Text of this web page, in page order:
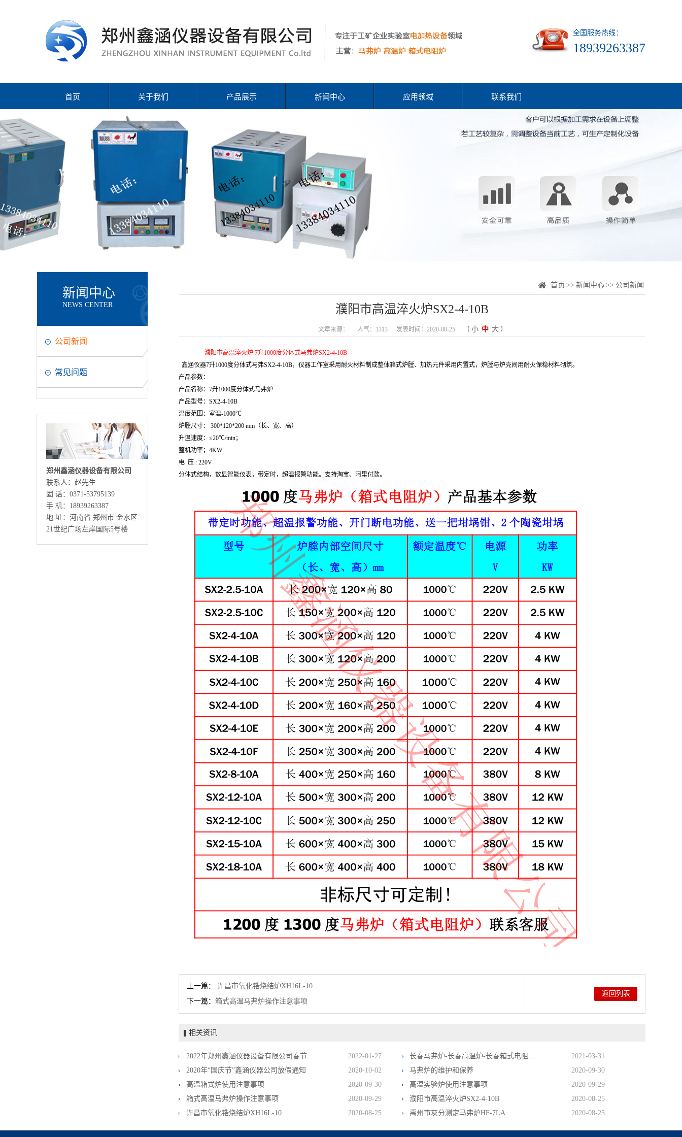
全国服务热线：
18939263387
首页 关于我们 产品展示 新闻中心 应用领域 联系我们
新闻中心
NEWS CENTER
公司新闻
常见问题
郑州鑫涵仪器设备有限公司
联系人：赵先生
固 话：0371-53795139
手 机：18939263387
地 址：河南省 郑州市 金水区
21世纪广场左岸国际5号楼
首页 >> 新闻中心 >> 公司新闻
濮阳市高温淬火炉SX2-4-10B
文章来源： 人气：3313 发表时间：2020-08-25 【 小 中 大 】
濮阳市高温淬火炉 7升1000度分体式马弗炉SX2-4-10B
鑫涵仪器7升1000度分体式马弗SX2-4-10B， 仪器工作室采用耐火材料制成整体箱式炉膛、加热元件采用内置式，炉膛与炉壳间用耐火保稳材料砌筑。
产品参数：
产品名称： 7升1000度分体式马弗炉
产品型号：SX2-4-10B
温度范围：室温-1000℃
炉膛尺寸： 300*120*200 mm （长、宽、高）
升温速度：≤20℃/min；
整机功率； 4KW
电 压 : 220V
分体式结构，数显智能仪表，带定时，超温报警功能。支持淘宝、阿里付款。
上一篇： 许昌市氧化锆烧结炉XH16L-10
下一篇： 箱式高温马弗炉操作注意事项
返回列表
相关资讯
2022年郑州鑫涵仪器设备有限公司春节放假通知 2022-01-27 长春马弗炉-长春高温炉-长春箱式电阻炉厂家
2021-03-31
2020年“国庆节”鑫涵仪器公司放假通知
2020-10-02 马弗炉的维护和保养
2020-09-30
高温箱式炉使用注意事项
2020-09-30 高温实验炉使用注意事项
2020-09-29
箱式高温马弗炉操作注意事项
2020-09-29 濮阳市高温淬火炉SX2-4-10B
2020-08-25
许昌市氧化锆烧结炉XH16L-10
2020-08-25 禹州市灰分测定马弗炉HF-7LA 2020-08-25